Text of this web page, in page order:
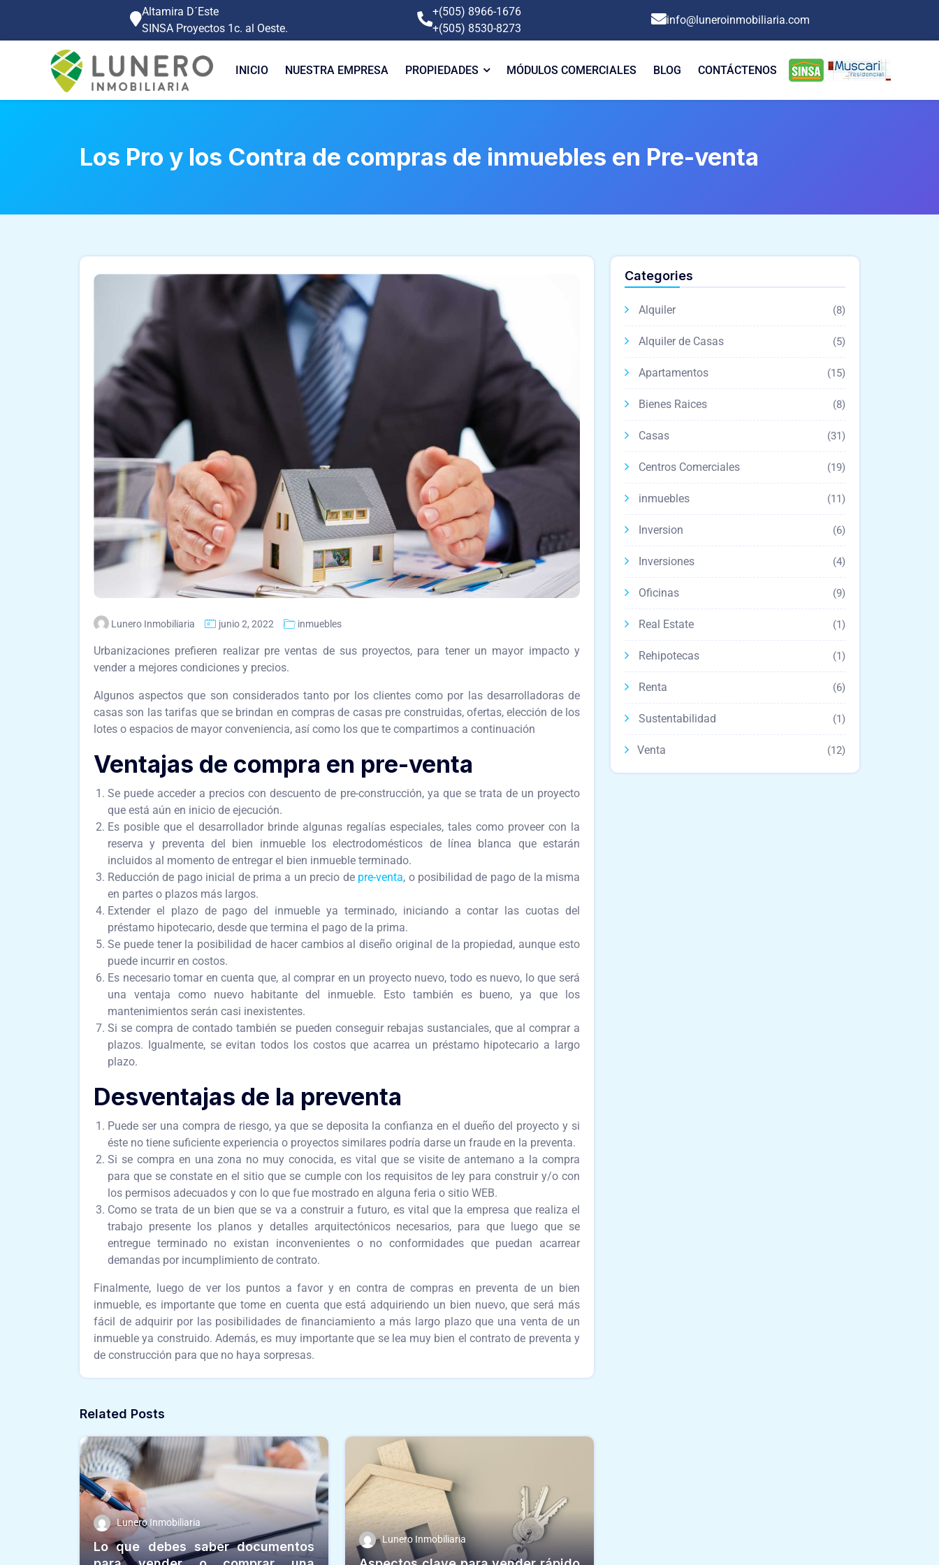
Altamira D´Este
SINSA Proyectos 1c. al Oeste.
+(505) 8966-1676
+(505) 8530-8273
info@luneroinmobiliaria.com
INICIO NUESTRA EMPRESA PROPIEDADES MÓDULOS COMERCIALES BLOG CONTÁCTENOS
Los Pro y los Contra de compras de inmuebles en Pre-venta
Lunero Inmobiliaria junio 2, 2022 inmuebles
Urbanizaciones prefieren realizar pre ventas de sus proyectos, para tener un mayor impacto y
vender a mejores condiciones y precios.
Algunos aspectos que son considerados tanto por los clientes como por las desarrolladoras de
casas son las tarifas que se brindan en compras de casas pre construidas, ofertas, elección de los
lotes o espacios de mayor conveniencia, así como los que te compartimos a continuación
Ventajas de compra en pre-venta
Se puede acceder a precios con descuento de pre-construcción, ya que se trata de un proyecto
que está aún en inicio de ejecución.
Es posible que el desarrollador brinde algunas regalías especiales, tales como proveer con la
reserva y preventa del bien inmueble los electrodomésticos de línea blanca que estarán
incluidos al momento de entregar el bien inmueble terminado.
Reducción de pago inicial de prima a un precio de pre-venta, o posibilidad de pago de la misma
en partes o plazos más largos.
Extender el plazo de pago del inmueble ya terminado, iniciando a contar las cuotas del
préstamo hipotecario, desde que termina el pago de la prima.
Se puede tener la posibilidad de hacer cambios al diseño original de la propiedad, aunque esto
puede incurrir en costos.
Es necesario tomar en cuenta que, al comprar en un proyecto nuevo, todo es nuevo, lo que será
una ventaja como nuevo habitante del inmueble. Esto también es bueno, ya que los
mantenimientos serán casi inexistentes.
Si se compra de contado también se pueden conseguir rebajas sustanciales, que al comprar a
plazos. Igualmente, se evitan todos los costos que acarrea un préstamo hipotecario a largo
plazo.
Desventajas de la preventa
Puede ser una compra de riesgo, ya que se deposita la confianza en el dueño del proyecto y si
éste no tiene suficiente experiencia o proyectos similares podría darse un fraude en la preventa.
Si se compra en una zona no muy conocida, es vital que se visite de antemano a la compra
para que se constate en el sitio que se cumple con los requisitos de ley para construir y/o con
los permisos adecuados y con lo que fue mostrado en alguna feria o sitio WEB.
Como se trata de un bien que se va a construir a futuro, es vital que la empresa que realiza el
trabajo presente los planos y detalles arquitectónicos necesarios, para que luego que se
entregue terminado no existan inconvenientes o no conformidades que puedan acarrear
demandas por incumplimiento de contrato.
Finalmente, luego de ver los puntos a favor y en contra de compras en preventa de un bien
inmueble, es importante que tome en cuenta que está adquiriendo un bien nuevo, que será más
fácil de adquirir por las posibilidades de financiamiento a más largo plazo que una venta de un
inmueble ya construido. Además, es muy importante que se lea muy bien el contrato de preventa y
de construcción para que no haya sorpresas.
Related Posts
Lunero Inmobiliaria
Lo que debes saber documentos
Lunero Inmobiliaria
Categories
Alquiler (8)
Alquiler de Casas (5)
Apartamentos (15)
Bienes Raices (8)
Casas (31)
Centros Comerciales (19)
inmuebles (11)
Inversion (6)
Inversiones (4)
Oficinas (9)
Real Estate (1)
Rehipotecas (1)
Renta (6)
Sustentabilidad (1)
Venta (12)